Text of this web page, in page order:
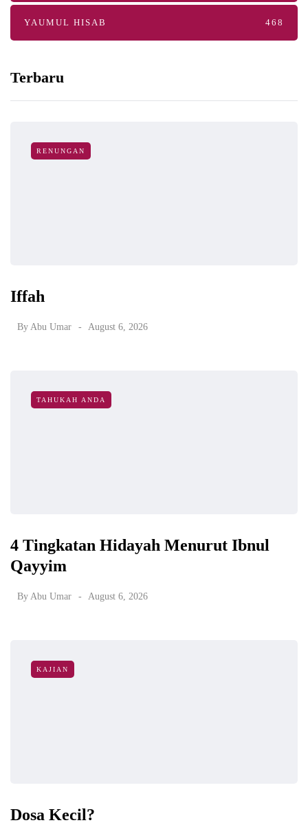
YAUMUL HISAB 468
Terbaru
RENUNGAN
Iffah
By Abu Umar August 6, 2026
TAHUKAH ANDA
4 Tingkatan Hidayah Menurut Ibnul
Qayyim
By Abu Umar August 6, 2026
KAJIAN
Dosa Kecil?